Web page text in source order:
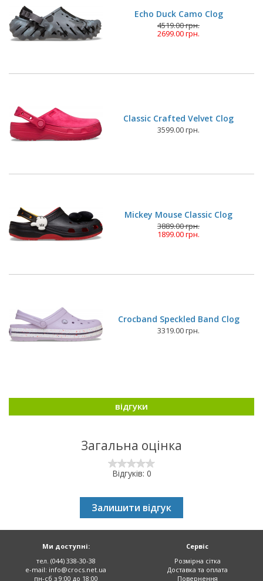
Echo Duck Camo Clog
4519.00 грн.
2699.00 грн.
Classic Crafted Velvet Clog
3599.00 грн.
Mickey Mouse Classic Clog
3889.00 грн.
1899.00 грн.
Crocband Speckled Band Clog
3319.00 грн.
відгуки
Загальна оцінка
Відгуків: 0
Залишити відгук
Сервіс
Розмірна сітка
Доставка та оплата
Повернення
Ми доступні:
тел. (044) 338-30-38
e-mail: info@crocs.net.ua
пн-сб з 9:00 до 18:00